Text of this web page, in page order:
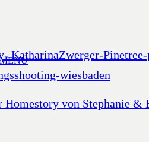
MENÜ
Homestory von Stephanie &